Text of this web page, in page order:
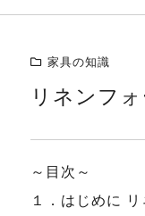
家具の知識
リネンフ
～目次～
１．はじめに